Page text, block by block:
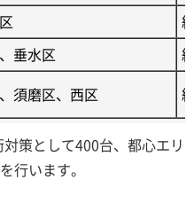
垂水区
須磨区、西区
策として400台、都心エリ
行います。